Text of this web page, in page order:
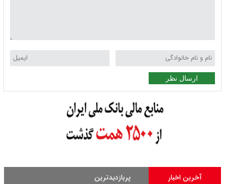
ارسال نظر
آخرین اخبار پربازدیدترین